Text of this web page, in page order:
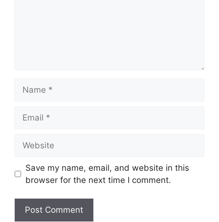
Save my name, email, and website in this
browser for the next time I comment.